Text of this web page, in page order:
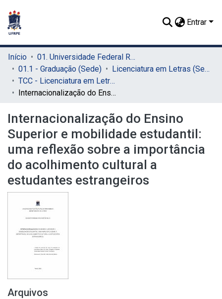
Entrar
Início
01. Universidade Federal Rural de Pernambuco - UFRPE (Sede)
01.1 - Graduação (Sede)
Licenciatura em Letras (Sede)
TCC - Licenciatura em Letras (Sede)
Internacionalização do Ensino Superior e mobilidade estudantil: uma reflexão sobre a importância do acolhimento cultural a estudantes estrangeiros
Internacionalização do Ensino
Superior e mobilidade estudantil:
uma reflexão sobre a importância
do acolhimento cultural a
estudantes estrangeiros
Arquivos